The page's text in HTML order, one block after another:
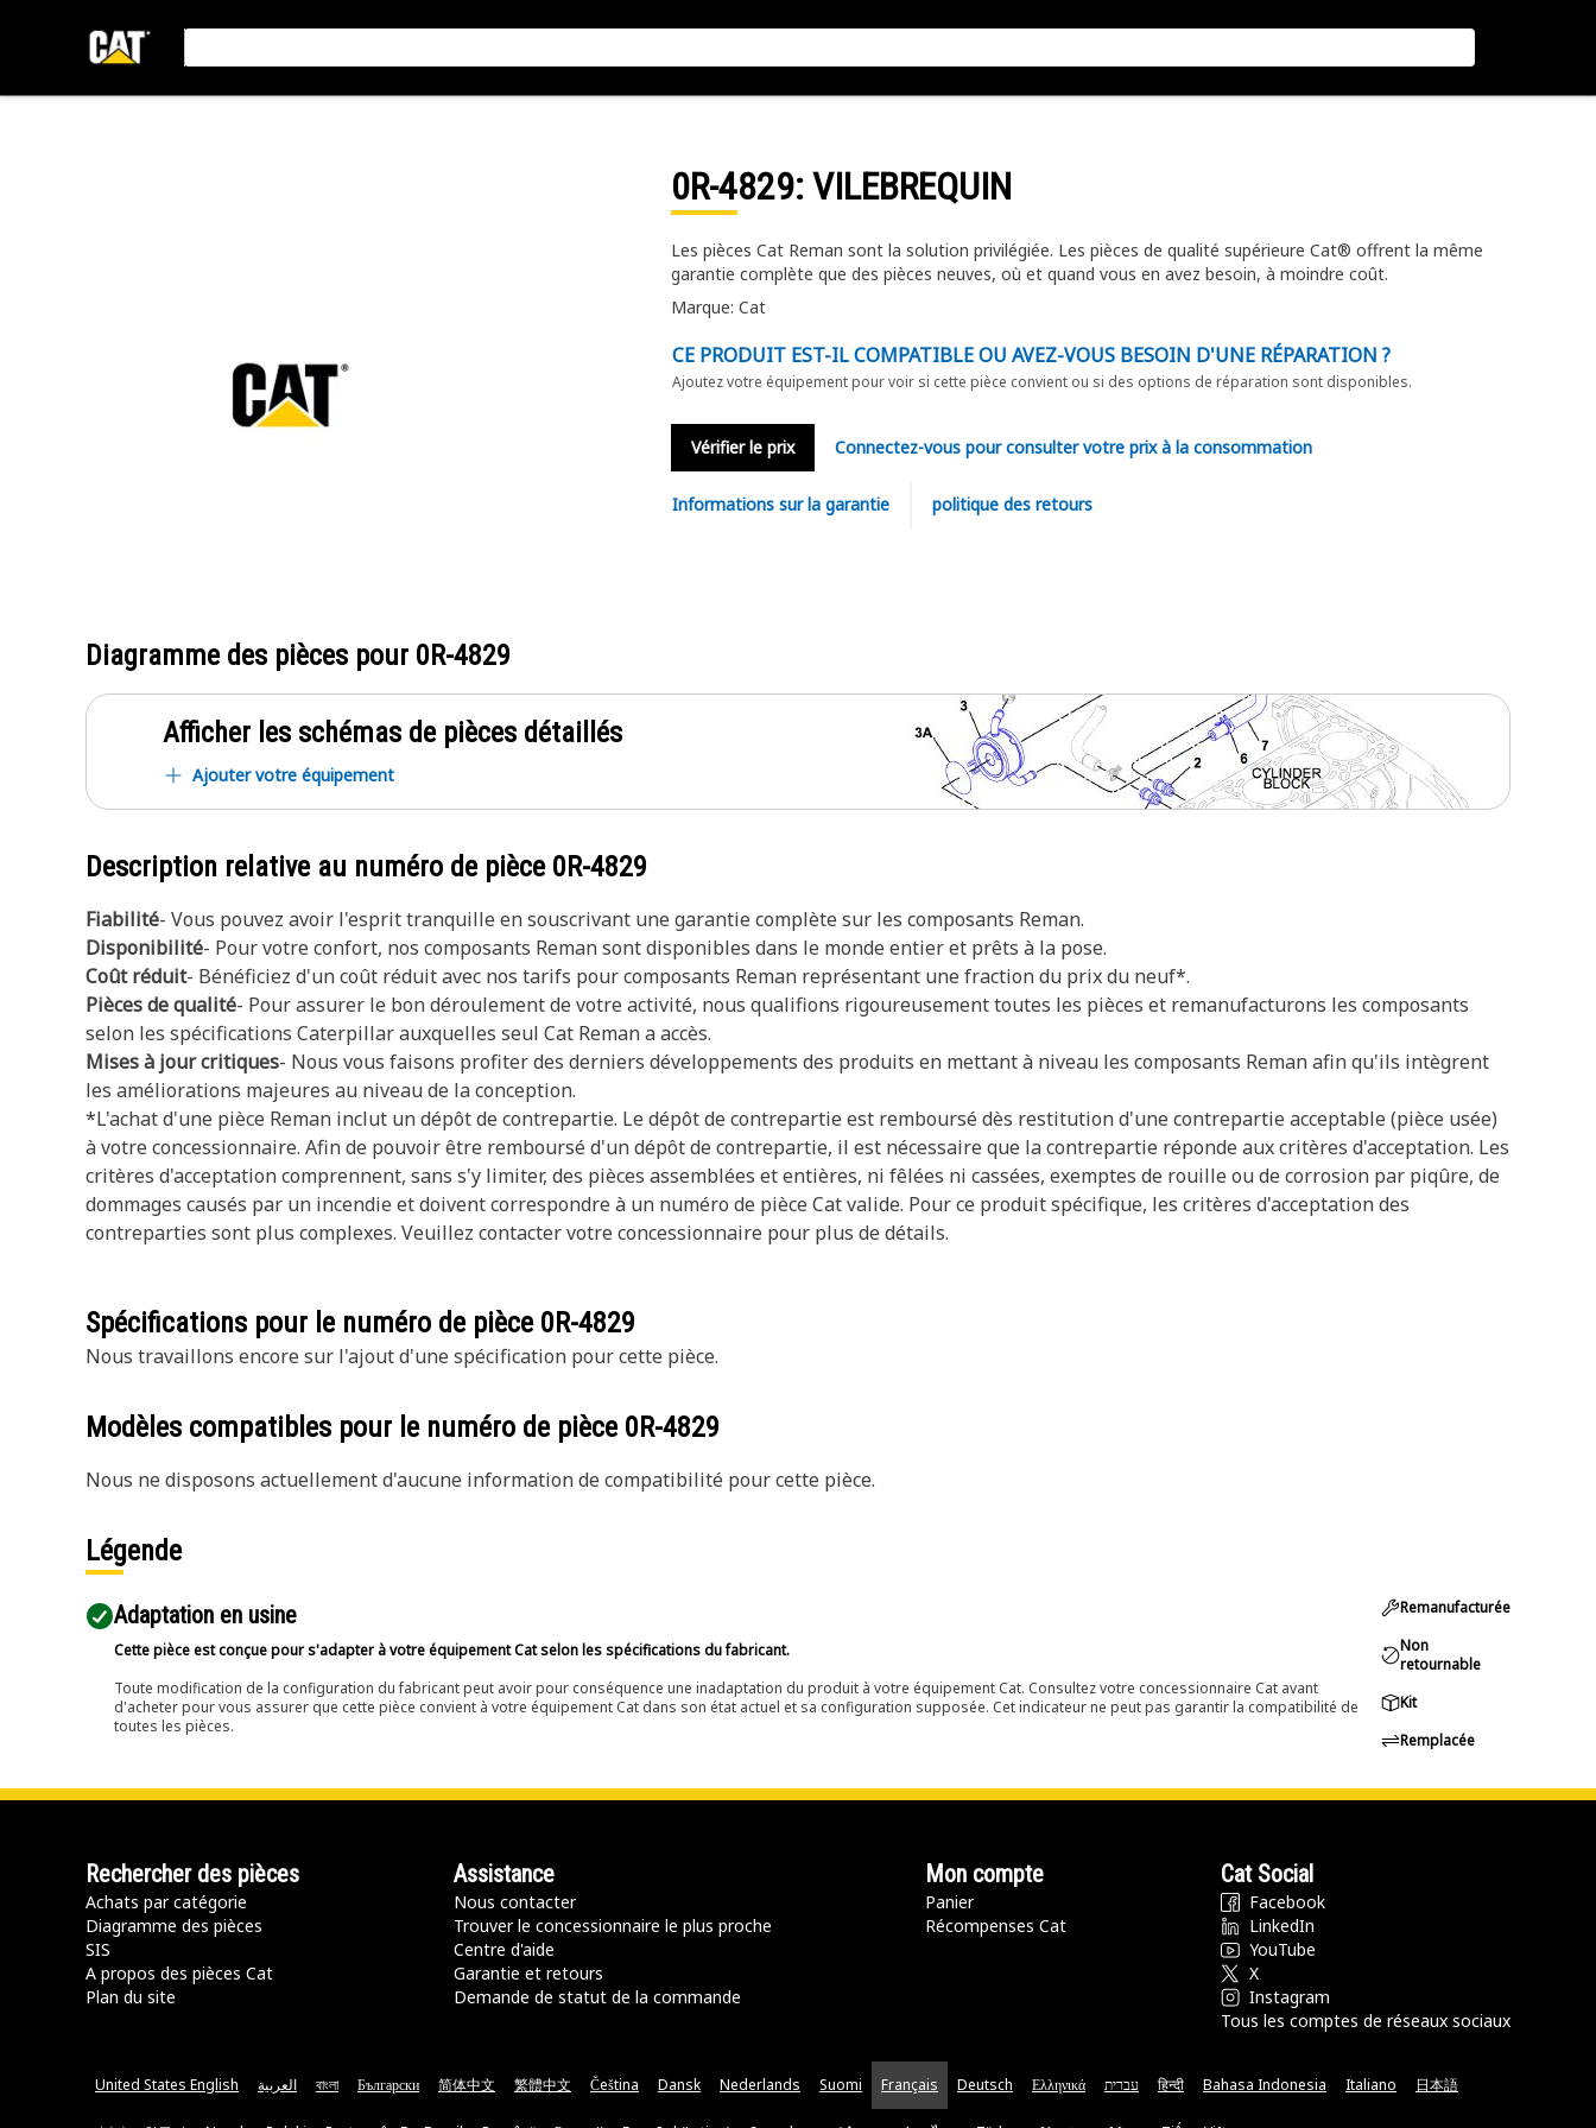
0R-4829: VILEBREQUIN
Les pièces Cat Reman sont la solution privilégiée. Les pièces de qualité supérieure Cat® offrent la même
garantie complète que des pièces neuves, où et quand vous en avez besoin, à moindre coût.
Marque: Cat
CE PRODUIT EST-IL COMPATIBLE OU AVEZ-VOUS BESOIN D'UNE RÉPARATION ?
Ajoutez votre équipement pour voir si cette pièce convient ou si des options de réparation sont disponibles.
Vérifier le prix Connectez-vous pour consulter votre prix à la consommation
Informations sur la garantie politique des retours
Diagramme des pièces pour 0R-4829
Afficher les schémas de pièces détaillés
Ajouter votre équipement
Description relative au numéro de pièce 0R-4829
Fiabilité- Vous pouvez avoir l'esprit tranquille en souscrivant une garantie complète sur les composants Reman.
Disponibilité- Pour votre confort, nos composants Reman sont disponibles dans le monde entier et prêts à la pose.
Coût réduit- Bénéficiez d'un coût réduit avec nos tarifs pour composants Reman représentant une fraction du prix du neuf*.
Pièces de qualité- Pour assurer le bon déroulement de votre activité, nous qualifions rigoureusement toutes les pièces et remanufacturons les composants
selon les spécifications Caterpillar auxquelles seul Cat Reman a accès.
Mises à jour critiques- Nous vous faisons profiter des derniers développements des produits en mettant à niveau les composants Reman afin qu'ils intègrent
les améliorations majeures au niveau de la conception.
*L'achat d'une pièce Reman inclut un dépôt de contrepartie. Le dépôt de contrepartie est remboursé dès restitution d'une contrepartie acceptable (pièce usée)
à votre concessionnaire. Afin de pouvoir être remboursé d'un dépôt de contrepartie, il est nécessaire que la contrepartie réponde aux critères d'acceptation. Les
critères d'acceptation comprennent, sans s'y limiter, des pièces assemblées et entières, ni fêlées ni cassées, exemptes de rouille ou de corrosion par piqûre, de
dommages causés par un incendie et doivent correspondre à un numéro de pièce Cat valide. Pour ce produit spécifique, les critères d'acceptation des
contreparties sont plus complexes. Veuillez contacter votre concessionnaire pour plus de détails.
Spécifications pour le numéro de pièce 0R-4829
Nous travaillons encore sur l'ajout d'une spécification pour cette pièce.
Modèles compatibles pour le numéro de pièce 0R-4829
Nous ne disposons actuellement d'aucune information de compatibilité pour cette pièce.
Légende
Adaptation en usine
Cette pièce est conçue pour s'adapter à votre équipement Cat selon les spécifications du fabricant.
Toute modification de la configuration du fabricant peut avoir pour conséquence une inadaptation du produit à votre équipement Cat. Consultez votre concessionnaire Cat avant
d'acheter pour vous assurer que cette pièce convient à votre équipement Cat dans son état actuel et sa configuration supposée. Cet indicateur ne peut pas garantir la compatibilité de
toutes les pièces.
Remanufacturée
Non
retournable
Kit
Remplacée
Rechercher des pièces
Achats par catégorie
Diagramme des pièces
SIS
A propos des pièces Cat
Plan du site
Assistance
Nous contacter
Trouver le concessionnaire le plus proche
Centre d'aide
Garantie et retours
Demande de statut de la commande
Mon compte
Panier
Récompenses Cat
Cat Social
Facebook
LinkedIn
YouTube
X
Instagram
Tous les comptes de réseaux sociaux
United States English العربية বাংলা Български 简体中文 繁體中文 Čeština Dansk Nederlands Suomi Français Deutsch Ελληνικά עברית हिन्दी Bahasa Indonesia Italiano 日本語